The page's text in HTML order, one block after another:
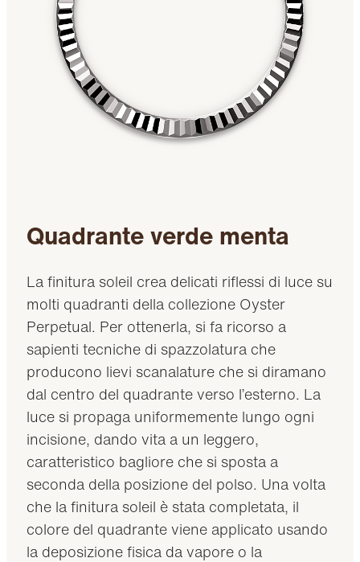
Quadrante verde menta
La finitura soleil crea delicati riflessi di luce su
molti quadranti della collezione Oyster
Perpetual. Per ottenerla, si fa ricorso a
sapienti tecniche di spazzolatura che
producono lievi scanalature che si diramano
dal centro del quadrante verso l’esterno. La
luce si propaga uniformemente lungo ogni
incisione, dando vita a un leggero,
caratteristico bagliore che si sposta a
seconda della posizione del polso. Una volta
che la finitura soleil è stata completata, il
colore del quadrante viene applicato usando
la deposizione fisica da vapore o la